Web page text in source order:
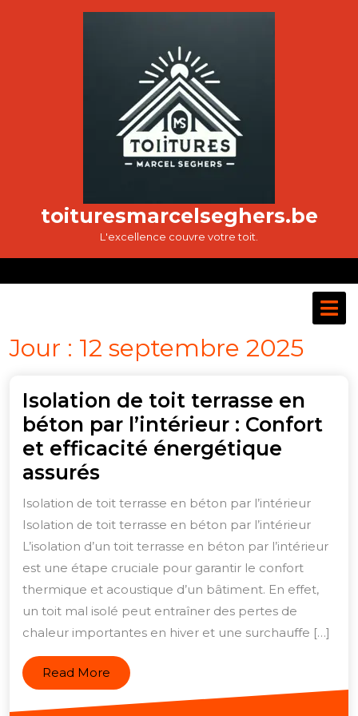
toituresmarcelseghers.be
L'excellence couvre votre toit.
Jour : 12 septembre 2025
Isolation de toit terrasse en
béton par l’intérieur : Confort
et efficacité énergétique
assurésIsolation
de
toit
terrasse
en
béton
par
l’intérieur
:
Confort
et
Isolation de toit terrasse en béton par l’intérieur
Isolation de toit terrasse en béton par l’intérieur
L’isolation d’un toit terrasse en béton par l’intérieur
est une étape cruciale pour garantir le confort
thermique et acoustique d’un bâtiment. En effet,
un toit mal isolé peut entraîner des pertes de
chaleur importantes en hiver et une surchauffe […]
Read More Read
More